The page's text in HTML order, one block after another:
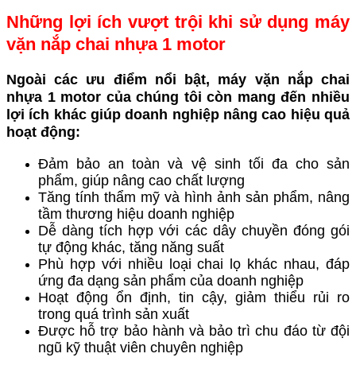
Những lợi ích vượt trội khi sử dụng máy
vặn nắp chai nhựa 1 motor
Ngoài các ưu điểm nổi bật, máy vặn nắp chai
nhựa 1 motor của chúng tôi còn mang đến nhiều
lợi ích khác giúp doanh nghiệp nâng cao hiệu quả
hoạt động:
Đảm bảo an toàn và vệ sinh tối đa cho sản
phẩm, giúp nâng cao chất lượng
Tăng tính thẩm mỹ và hình ảnh sản phẩm, nâng
tầm thương hiệu doanh nghiệp
Dễ dàng tích hợp với các dây chuyền đóng gói
tự động khác, tăng năng suất
Phù hợp với nhiều loại chai lọ khác nhau, đáp
ứng đa dạng sản phẩm của doanh nghiệp
Hoạt động ổn định, tin cậy, giảm thiểu rủi ro
trong quá trình sản xuất
Được hỗ trợ bảo hành và bảo trì chu đáo từ đội
ngũ kỹ thuật viên chuyên nghiệp